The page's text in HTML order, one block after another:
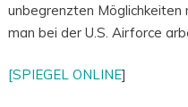
unbegrenzten
man bei der U.S. Airforce
[SPIEGEL ONLINE]